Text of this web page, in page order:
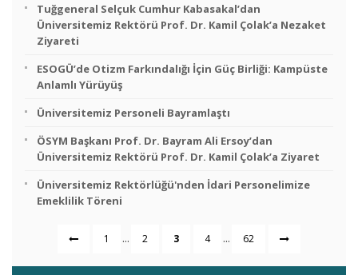
Tuğgeneral Selçuk Cumhur Kabasakal’dan
Üniversitemiz Rektörü Prof. Dr. Kamil Çolak’a Nezaket
Ziyareti
ESOGÜ’de Otizm Farkındalığı İçin Güç Birliği: Kampüste
Anlamlı Yürüyüş
Üniversitemiz Personeli Bayramlaştı
ÖSYM Başkanı Prof. Dr. Bayram Ali Ersoy’dan
Üniversitemiz Rektörü Prof. Dr. Kamil Çolak’a Ziyaret
Üniversitemiz Rektörlüğü'nden İdari Personelimize
Emeklilik Töreni
1 ... 2 3 4 ... 62